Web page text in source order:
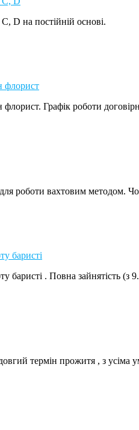
D на постійній основі.
флорист
Графік роботи
роботи вахтовим методом.
баристі
баристі . Повна зайнятість
термін прожитя , з усіма